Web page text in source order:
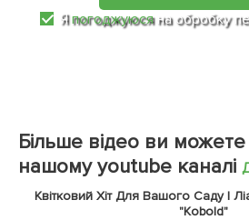
Япогоджуюсяна обробку
Більше відео ви
нашому youtube каналі
Квітковий Хіт Для Вашого Саду |
"Kobold"